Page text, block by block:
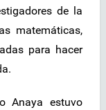
de la
matemáticas,
para hacer
Anaya estuvo